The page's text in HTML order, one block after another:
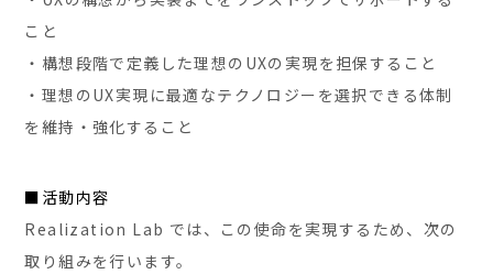
こと
・構想段階で定義した理想のUXの実現を担保すること
・理想のUX実現に最適なテクノロジーを選択できる体制
を維持・強化すること
■活動内容
Realization Lab では、この使命を実現するため、次の
取り組みを行います。